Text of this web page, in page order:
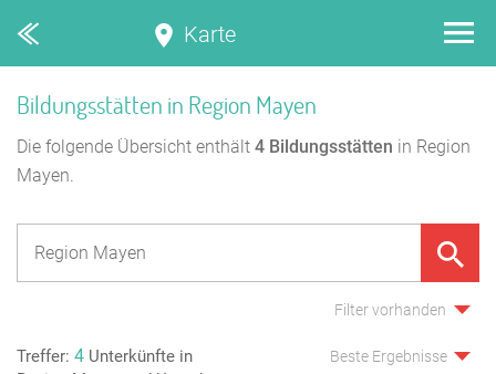
Karte
Bildungsstätten in Region Mayen
Die folgende Übersicht enthält 4 Bildungsstätten in Region
Mayen.
Filter vorhanden
Treffer: 4 Unterkünfte in
Beste Ergebnisse